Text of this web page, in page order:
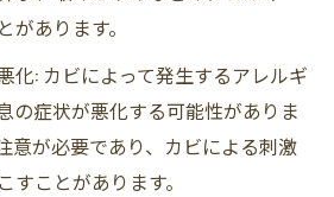
あります。
化: カビによって発生するアレルギ
の症状が悪化する可能性がありま
意が必要であり、カビによる刺激
ことがあります。